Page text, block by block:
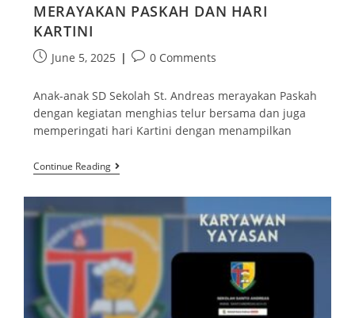
MERAYAKAN PASKAH DAN HARI
KARTINI
June 5, 2025 0 Comments
Anak-anak SD Sekolah St. Andreas merayakan Paskah
dengan kegiatan menghias telur bersama dan juga
memperingati hari Kartini dengan menampilkan
Continue Reading